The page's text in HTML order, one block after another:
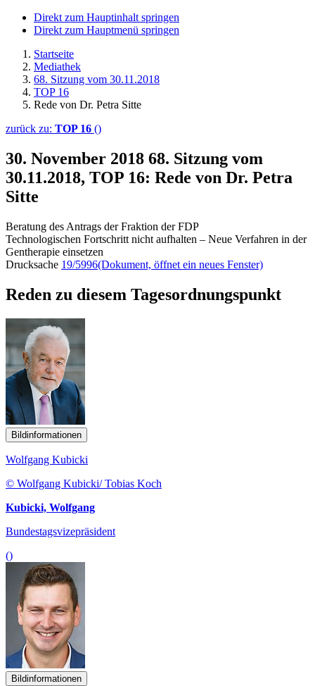
Direkt zum Hauptinhalt springen
Direkt zum Hauptmenü springen
Startseite
Mediathek
68. Sitzung vom 30.11.2018
TOP 16
Rede von Dr. Petra Sitte
zurück zu: TOP 16 ()
30. November 2018 68. Sitzung vom
30.11.2018, TOP 16: Rede von Dr. Petra
Sitte
Beratung des Antrags der Fraktion der FDP
Technologischen Fortschritt nicht aufhalten – Neue Verfahren in der
Gentherapie einsetzen
Drucksache 19/5996(Dokument, öffnet ein neues Fenster)
Reden zu diesem Tagesordnungspunkt
Bildinformationen
Wolfgang Kubicki
© Wolfgang Kubicki/ Tobias Koch
Kubicki, Wolfgang
Bundestagsvizepräsident
()
Bildinformationen